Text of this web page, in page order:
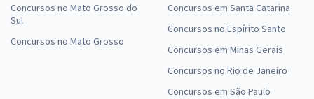
Concursos no Mato Grosso do
Sul
Concursos no Mato Grosso
Concursos em Santa Catarina
Concursos no Espírito Santo
Concursos em Minas Gerais
Concursos no Rio de Janeiro
Concursos em São Paulo